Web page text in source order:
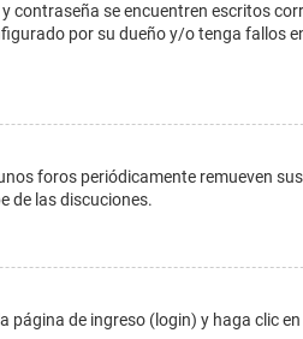
contraseña se encuentren escritos
por su dueño y/o tenga fallos
foros periódicamente remueven
de las discuciones.
página de ingreso (login) y haga clic en